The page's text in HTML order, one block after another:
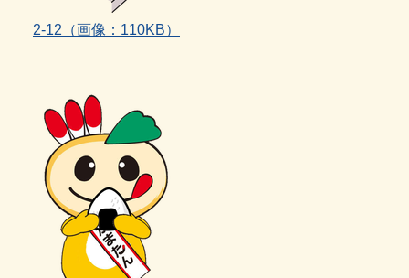
2‐12（画像：110KB）